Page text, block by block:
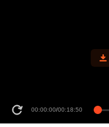
00:00:00/00:18:50